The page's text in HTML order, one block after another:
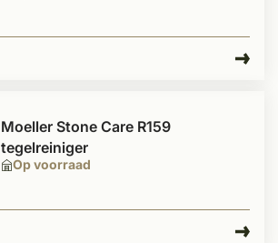
Op voorraad
Moeller Stone Care R159
tegelreiniger